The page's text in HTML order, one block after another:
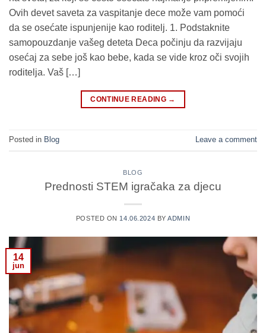
Ovih devet saveta za vaspitanje dece može vam pomoći
da se osećate ispunjenije kao roditelj. 1. Podstaknite
samopouzdanje vašeg deteta Deca počinju da razvijaju
osećaj za sebe još kao bebe, kada se vide kroz oči svojih
roditelja. Vaš […]
CONTINUE READING →
Posted in Blog Leave a comment
BLOG
Prednosti STEM igračaka za djecu
POSTED ON 14.06.2024 BYADMIN
14
jun